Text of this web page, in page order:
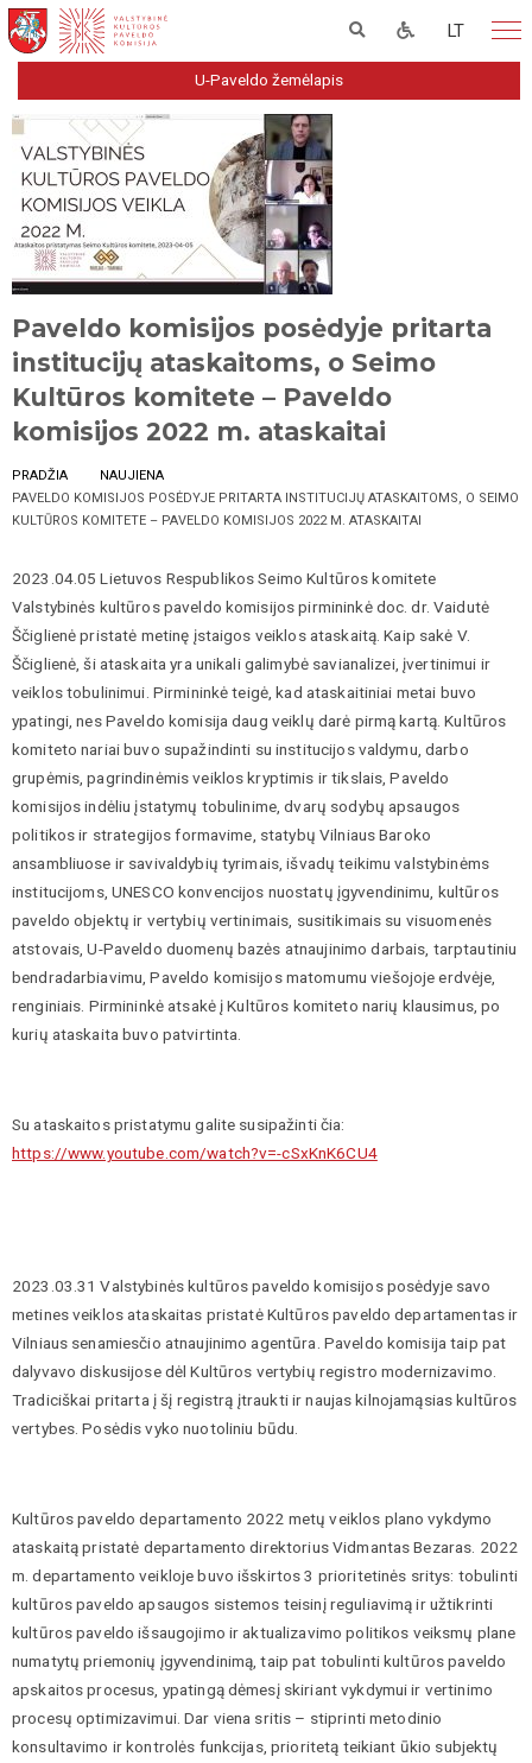
LT
U-Paveldo žemėlapis
Paveldo komisijos posėdyje pritarta
institucijų ataskaitoms, o Seimo
Kultūros komitete – Paveldo
komisijos 2022 m. ataskaitai
PRADŽIA
NAUJIENA
PAVELDO KOMISIJOS POSĖDYJE PRITARTA INSTITUCIJŲ ATASKAITOMS, O SEIMO
KULTŪROS KOMITETE – PAVELDO KOMISIJOS 2022 M. ATASKAITAI
2023.04.05 Lietuvos Respublikos Seimo Kultūros komitete
Valstybinės kultūros paveldo komisijos pirmininkė doc. dr. Vaidutė
Ščiglienė pristatė metinę įstaigos veiklos ataskaitą. Kaip sakė V.
Ščiglienė, ši ataskaita yra unikali galimybė savianalizei, įvertinimui ir
veiklos tobulinimui. Pirmininkė teigė, kad ataskaitiniai metai buvo
ypatingi, nes Paveldo komisija daug veiklų darė pirmą kartą. Kultūros
komiteto nariai buvo supažindinti su institucijos valdymu, darbo
grupėmis, pagrindinėmis veiklos kryptimis ir tikslais, Paveldo
komisijos indėliu įstatymų tobulinime, dvarų sodybų apsaugos
politikos ir strategijos formavime, statybų Vilniaus Baroko
ansambliuose ir savivaldybių tyrimais, išvadų teikimu valstybinėms
institucijoms, UNESCO konvencijos nuostatų įgyvendinimu, kultūros
paveldo objektų ir vertybių vertinimais, susitikimais su visuomenės
atstovais, U-Paveldo duomenų bazės atnaujinimo darbais, tarptautiniu
bendradarbiavimu, Paveldo komisijos matomumu viešojoje erdvėje,
renginiais. Pirmininkė atsakė į Kultūros komiteto narių klausimus, po
kurių ataskaita buvo patvirtinta.
Su ataskaitos pristatymu galite susipažinti čia:
https://www.youtube.com/watch?v=-cSxKnK6CU4
2023.03.31 Valstybinės kultūros paveldo komisijos posėdyje savo
metines veiklos ataskaitas pristatė Kultūros paveldo departamentas ir
Vilniaus senamiesčio atnaujinimo agentūra. Paveldo komisija taip pat
dalyvavo diskusijose dėl Kultūros vertybių registro modernizavimo.
Tradiciškai pritarta į šį registrą įtraukti ir naujas kilnojamąsias kultūros
vertybes. Posėdis vyko nuotoliniu būdu.
Kultūros paveldo departamento 2022 metų veiklos plano vykdymo
ataskaitą pristatė departamento direktorius Vidmantas Bezaras. 2022
m. departamento veikloje buvo išskirtos 3 prioritetinės sritys: tobulinti
kultūros paveldo apsaugos sistemos teisinį reguliavimą ir užtikrinti
kultūros paveldo išsaugojimo ir aktualizavimo politikos veiksmų plane
numatytų priemonių įgyvendinimą, taip pat tobulinti kultūros paveldo
apskaitos procesus, ypatingą dėmesį skiriant vykdymui ir vertinimo
procesų optimizavimui. Dar viena sritis – stiprinti metodinio
konsultavimo ir kontrolės funkcijas, prioritetą teikiant ūkio subjektų